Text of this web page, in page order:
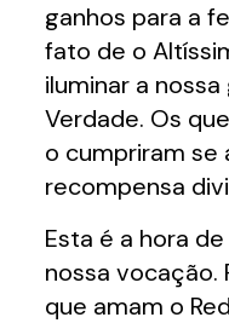
ganhos para a
fato de o
iluminar a
Verdade. Os
o cumpriram se
recompensa
Esta é a hora
nossa vocação.
que amam o